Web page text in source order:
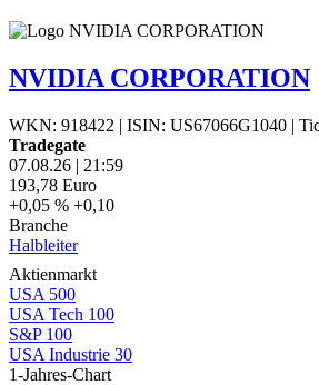
NVIDIA CORPORATION
WKN: 918422 | ISIN: US67066G1040 |
Tradegate
07.08.26 | 21:59
193,78 Euro
+0,05 % +0,10
Branche
Halbleiter
Aktienmarkt
USA 500
USA Tech 100
S&P 100
USA Industrie 30
1-Jahres-Chart